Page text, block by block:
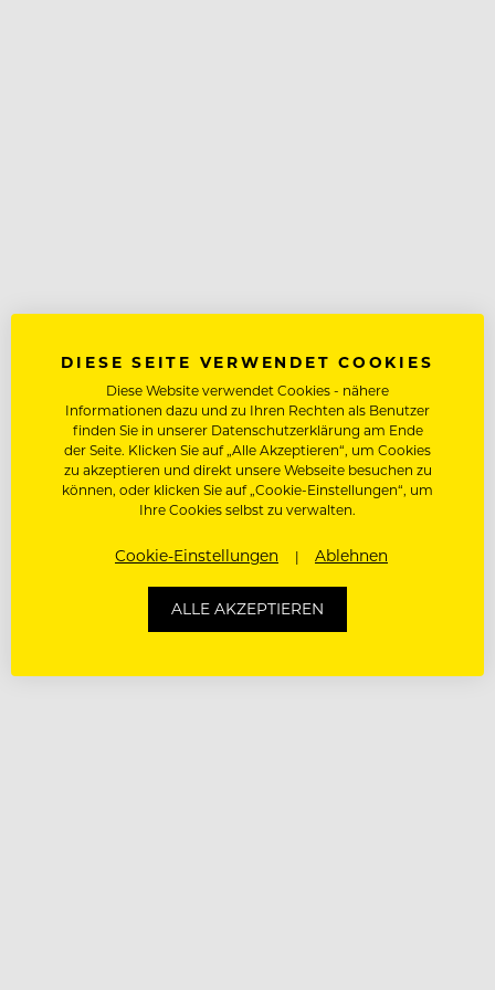
DIESE SEITE VERWENDET COOKIES
Diese Website verwendet Cookies - nähere
Informationen dazu und zu Ihren Rechten als Benutzer
finden Sie in unserer Datenschutzerklärung am Ende
der Seite. Klicken Sie auf „Alle Akzeptieren“, um Cookies
zu akzeptieren und direkt unsere Webseite besuchen zu
können, oder klicken Sie auf „Cookie-Einstellungen“, um
Ihre Cookies selbst zu verwalten.
Cookie-Einstellungen Ablehnen
ALLE AKZEPTIEREN